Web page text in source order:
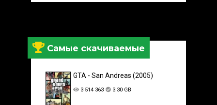
Самые скачиваемые
GTA - San Andreas (2005)
3 514 363 3.30 GB